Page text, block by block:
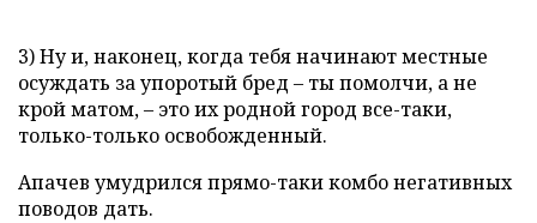
3) Ну и, наконец, когда тебя начинают местные
осуждать за упоротый бред – ты помолчи, а не
крой матом, – это их родной город все-таки,
только-только освобожденный.
Апачев умудрился прямо-таки комбо негативных
поводов дать.